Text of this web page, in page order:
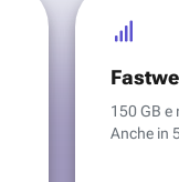
150 GB e
Anche in